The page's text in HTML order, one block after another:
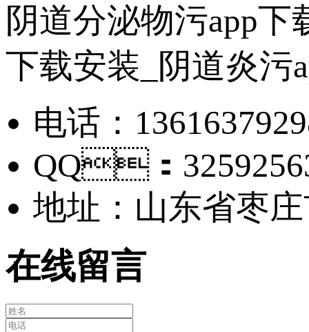
阴道分泌物污app下
下载安装_阴道炎污
电话：
QQ：
地址：山东省
在线留言